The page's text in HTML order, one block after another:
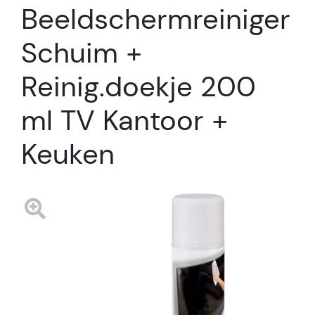
Beeldschermreiniger
Schuim +
Reinig.doekje 200
ml TV Kantoor +
Keuken